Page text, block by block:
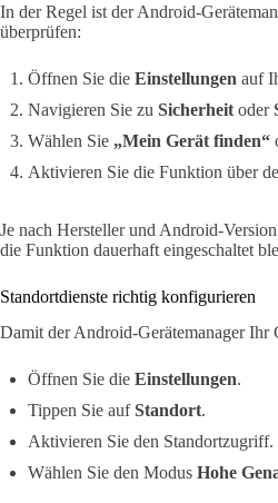
In der Regel ist der Android-
überprüfen:
Öffnen Sie die Einstellungen auf
Navigieren Sie zu Sicherheit oder
Wählen Sie „Mein Gerät finden“
Aktivieren Sie die Funktion über
Je nach Hersteller und Android-
die Funktion dauerhaft eingeschaltet
Standortdienste richtig konfigurieren
Damit der Android-Gerätemanager Ihr
Öffnen Sie die Einstellungen.
Tippen Sie aufStandort.
Aktivieren Sie den Standortzugriff.
Wählen Sie den Modus Hohe